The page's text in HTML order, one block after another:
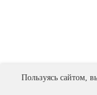
Пользуясь сайтом,